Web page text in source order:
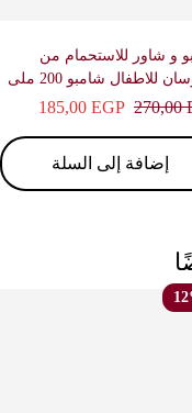
و شاور للاستحمام من
سانوسان للاطفال شامبو 200 ملى
185,00EGP
إضافة إلى السلة